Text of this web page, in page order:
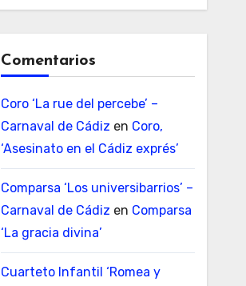
Comentarios
Coro ‘La rue del percebe’ –
Carnaval de Cádiz en Coro,
‘Asesinato en el Cádiz exprés’
Comparsa ‘Los universibarrios’ –
Carnaval de Cádiz en Comparsa
‘La gracia divina’
Cuarteto Infantil ‘Romea y